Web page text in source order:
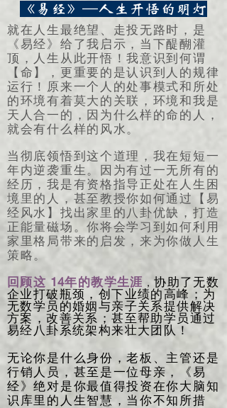
就在人生最绝望、走投无路时，是
《易经》给了我启示，当下醍醐灌
顶，人生从此开悟！我意识到何谓
【命】，更重要的是认识到人的规律
运行！原来一个人的处事模式和所处
的环境有着莫大的关联，环境和我是
天人合一的，因为什么样的命的人，
就会有什么样的风水。
《易经》—人生开悟的明灯
当彻底领悟到这个道理，我在短短一
年内逆袭重生。因为有过一无所有的
经历，我是有资格指导正处在人生困
境里的人，甚至教授你如何通过【易
经风水】找出家里的八卦优缺，打造
正能量磁场。你将会学习到如何利用
家里格局带来的启发，来为你做人生
策略。​
回顾这 14年的教学生涯 ，协助了无数
企业打破瓶颈，创下业绩的高峰；为
无数学员的婚姻与亲子关系提供解决
方案，改善关系；甚至帮助学员通过
易经八卦系统架构来壮大团队！
无论你是什么身份，老板、主管还是
行销人员，甚至是一位母亲，《易
经》绝对是你最值得投资在你大脑知
识库里的人生智慧，当你不知所措